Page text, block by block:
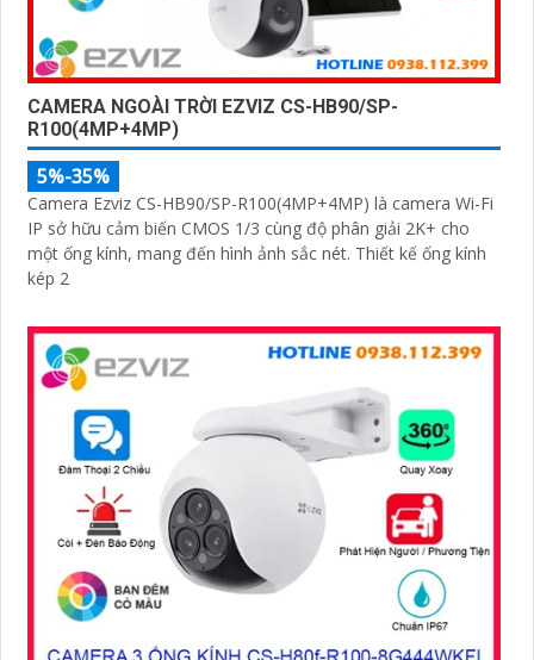
CAMERA NGOÀI TRỜI EZVIZ CS-HB90/SP-
R100(4MP+4MP)
5%-35%
Camera Ezviz CS-HB90/SP-R100(4MP+4MP) là camera Wi-Fi
IP sở hữu cảm biến CMOS 1/3 cùng độ phân giải 2K+ cho
một ống kính, mang đến hình ảnh sắc nét. Thiết kế ống kính
kép 2